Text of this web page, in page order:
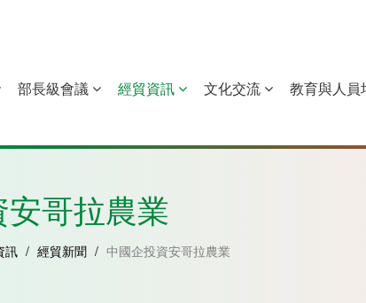
赤道幾內亞 莫桑比克 葡萄牙 聖多
部長級會議 經貿資訊 文化交流 教育與人員
哥拉農業
訊 / 經貿新聞 / 中國企投資安哥拉農業